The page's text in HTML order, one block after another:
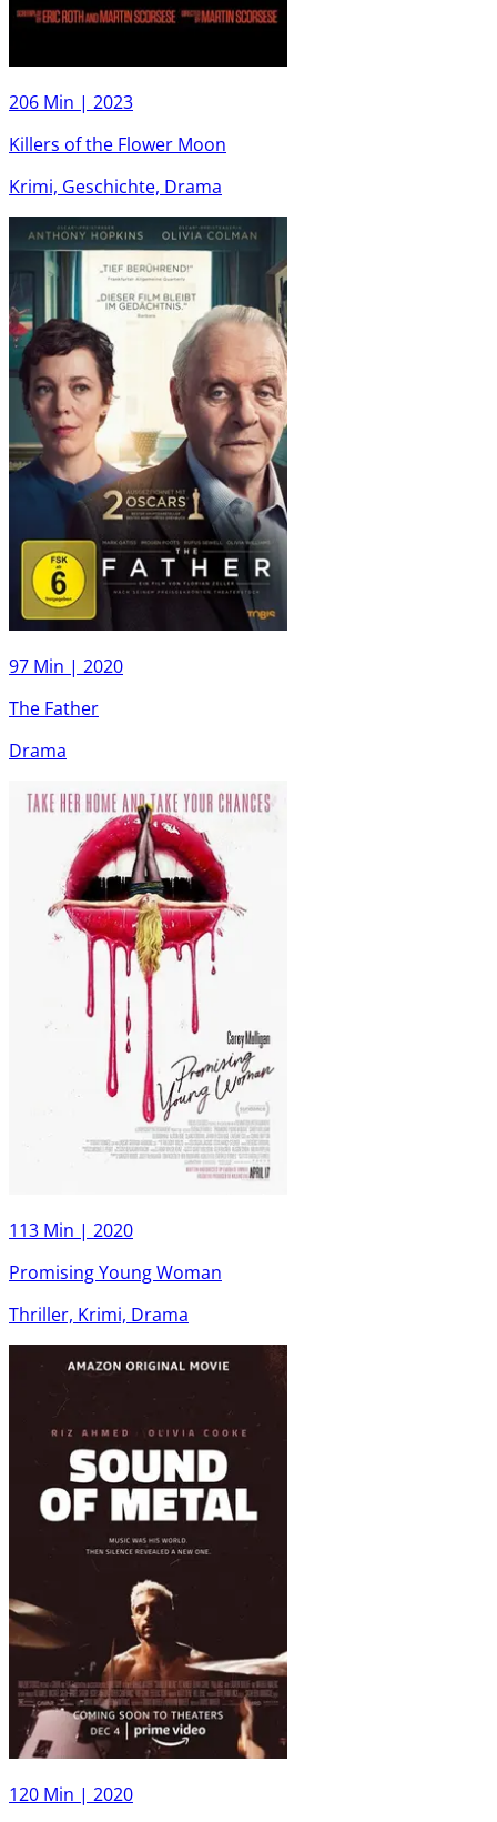
206 Min | 2023
Killers of the Flower Moon
Krimi, Geschichte, Drama
97 Min | 2020
The Father
Drama
113 Min | 2020
Promising Young Woman
Thriller, Krimi, Drama
120 Min | 2020